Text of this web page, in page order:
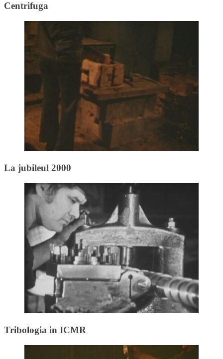
Centrifuga
La jubileul 2000
Tribologia in ICMR